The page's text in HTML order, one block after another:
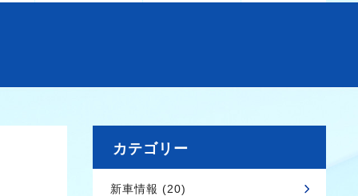
カテゴリー
新車情報 (20)